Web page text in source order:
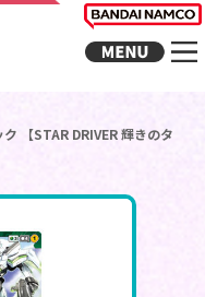
【STAR DRIVER 輝きのタ